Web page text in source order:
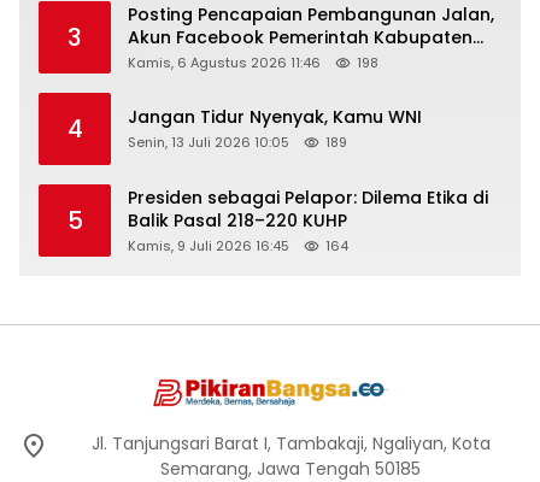
3
Posting Pencapaian Pembangunan Jalan,
Akun Facebook Pemerintah Kabupaten
Rembang “Dirujak” Warganet
Kamis, 6 Agustus 2026 11:46 198
4 Jangan Tidur Nyenyak, Kamu WNI
Senin, 13 Juli 2026 10:05 189
5
Presiden sebagai Pelapor: Dilema Etika di
Balik Pasal 218–220 KUHP
Kamis, 9 Juli 2026 16:45 164
Jl. Tanjungsari Barat I, Tambakaji, Ngaliyan, Kota
Semarang, Jawa Tengah 50185